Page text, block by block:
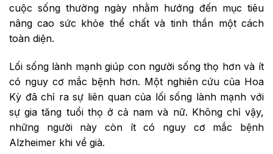
cuộc sống thường ngày nhằm hướng đến mục tiêu
nâng cao sức khỏe thể chất và tinh thần một cách
toàn diện.
Lối sống lành mạnh giúp con người sống thọ hơn và ít
có nguy cơ mắc bệnh hơn. Một nghiên cứu của Hoa
Kỳ đã chỉ ra sự liên quan của lối sống lành mạnh với
sự gia tăng tuổi thọ ở cả nam và nữ. Không chỉ vậy,
những người này còn ít có nguy cơ mắc bệnh
Alzheimer khi về già.